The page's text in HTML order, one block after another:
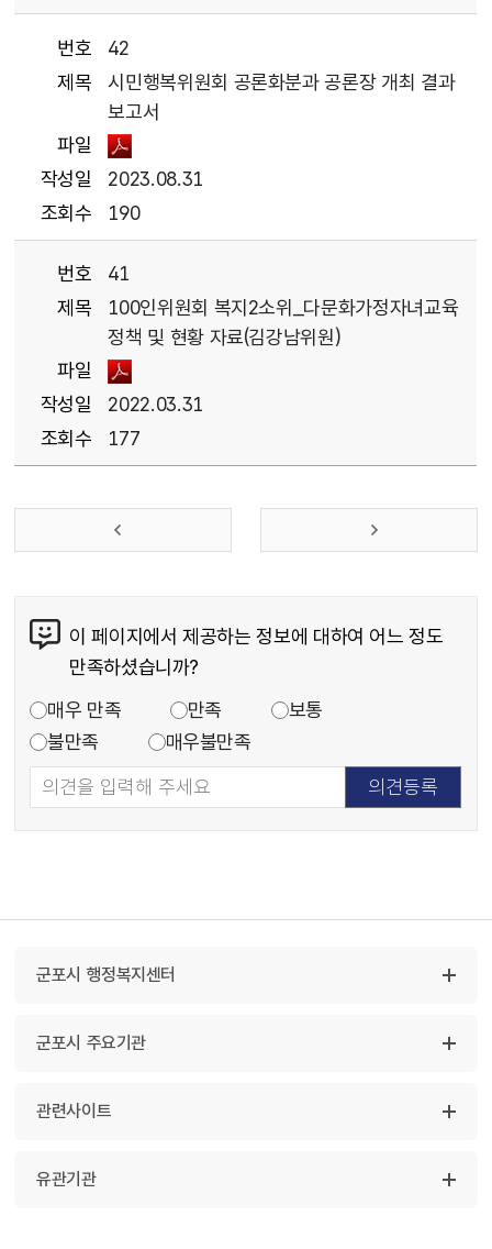
번호
42
제목
시민행복위원회 공론화분과 공론장 개최 결과
보고서
파일
작성일
2023.08.31
조회수
190
번호
41
제목
100인위원회 복지2소위_다문화가정자녀교육
정책 및 현황 자료(김강남위원)
파일
작성일
2022.03.31
조회수
177
이 페이지에서 제공하는 정보에 대하여 어느 정도
만족하셨습니까?
매우 만족
만족
보통
불만족
매우불만족
군포시 행정복지센터
군포시 주요기관
관련사이트
유관기관